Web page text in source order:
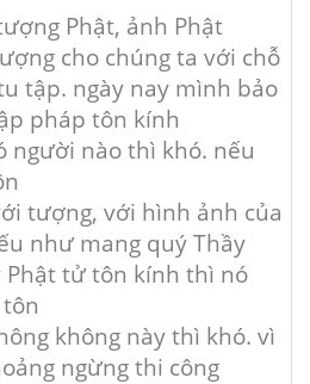
Phật, ảnh Phật
cho chúng ta với chỗ
tập. ngày nay mình bảo
pháp tôn kính
người nào thì khó. nếu
tượng, với hình ảnh của
như mang quý Thầy
Phật tử tôn kính thì nó
không này thì khó. vì
ngừng thi công